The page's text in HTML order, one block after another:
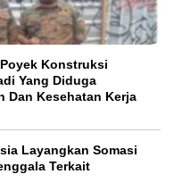
Konstruksi
Yang Diduga
Dan Kesehatan Kerja
Layangkan Somasi
Terkait